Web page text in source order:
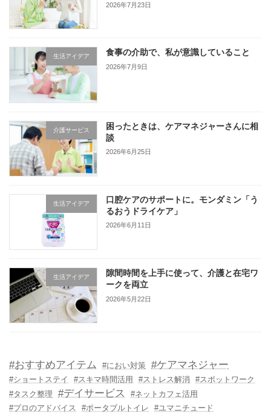
2026年7月23日
生活アイデア 食事の介助で、私が意識していること
2026年7月9日
介護サービス
困ったときは、ケアマネジャーさんに相
談
2026年6月25日
生活アイデア
口腔ケアのサポートに。モンダミン「う
るおうドライケア」
2026年6月11日
生活アイデア
隙間時間を上手に使って、介護と在宅ワ
ークを両立
2026年5月22日
#おすすめアイテム #におい対策 #ケアマネジャー
#ショートステイ #スキマ時間活用 #ストレス解消
#スポットワーク
#タスク整理
#デイサービス
#ネットカフェ活用
#プロのアドバイス
#ポータブルトイレ
#ユマニチュード